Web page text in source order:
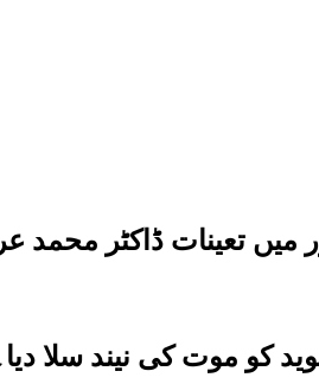
میں تعینات ڈاکٹر محمد
کو موت کی نیند سلا